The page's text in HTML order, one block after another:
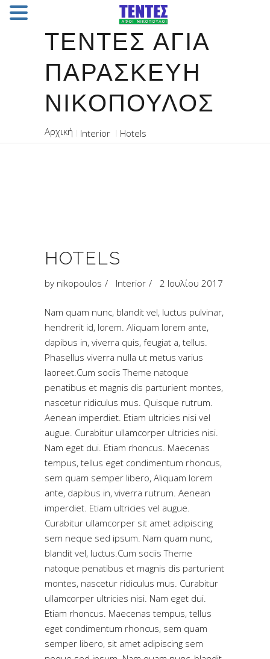
ΤΈΝΤΕΣ ΑΓΊΑ
ΠΑΡΑΣΚΕΥΉ
ΝΙΚΌΠΟΥΛΟΣ
Interior Hotels
HOTELS
by nikopoulos Interior 2 Ιουλίου 2017
Nam quam nunc, blandit vel, luctus pulvinar,
hendrerit id, lorem. Aliquam lorem ante,
dapibus in, viverra quis, feugiat a, tellus.
Phasellus viverra nulla ut metus varius
laoreet.Cum sociis Theme natoque
penatibus et magnis dis parturient montes,
nascetur ridiculus mus. Quisque rutrum.
Aenean imperdiet. Etiam ultricies nisi vel
augue. Curabitur ullamcorper ultricies nisi.
Nam eget dui. Etiam rhoncus. Maecenas
tempus, tellus eget condimentum rhoncus,
sem quam semper libero, Aliquam lorem
ante, dapibus in, viverra rutrum. Aenean
imperdiet. Etiam ultricies vel augue.
Curabitur ullamcorper sit amet adipiscing
sem neque sed ipsum. Nam quam nunc,
blandit vel, luctus.Cum sociis Theme
natoque penatibus et magnis dis parturient
montes, nascetur ridiculus mus. Curabitur
ullamcorper ultricies nisi. Nam eget dui.
Etiam rhoncus. Maecenas tempus, tellus
eget condimentum rhoncus, sem quam
semper libero, sit amet adipiscing sem